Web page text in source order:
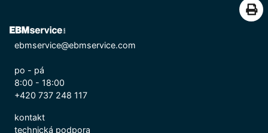
ebmservice@ebmservice.com
po - pá
8:00 - 18:00
+420 737 248 117
kontakt
technická podpora